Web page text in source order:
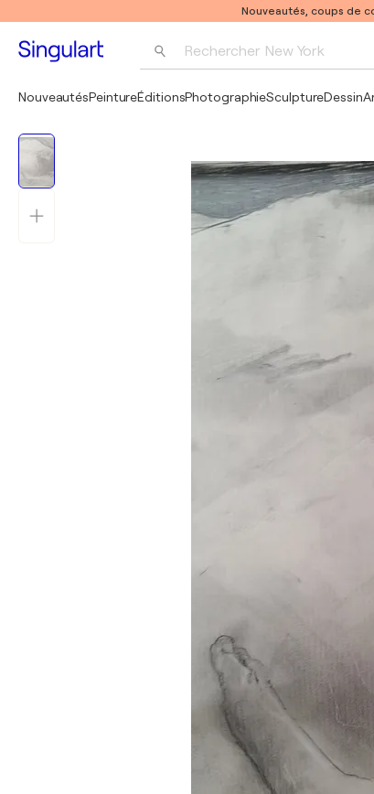
Nouveautés, coups de
Rechercher New York
Pablo Picasso
NouveautésPeintureÉditionsPhotographieSculptureDessin